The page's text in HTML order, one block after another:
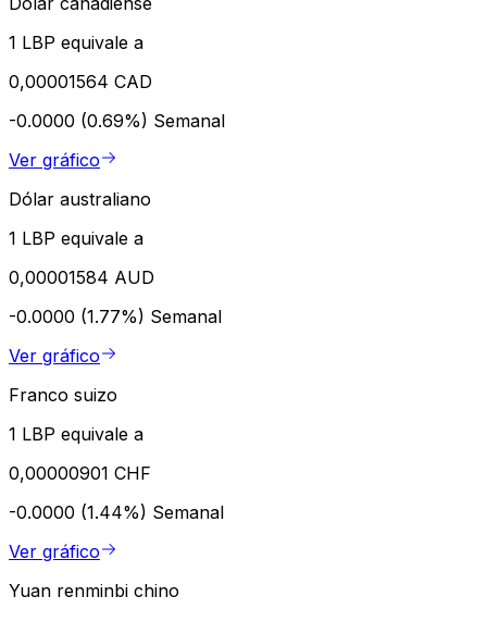
1 LBP equivale a
0,00001564 CAD
-0.0000 (0.69%) Semanal
Ver gráfico
Dólar australiano
1 LBP equivale a
0,00001584 AUD
-0.0000 (1.77%) Semanal
Ver gráfico
Franco suizo
1 LBP equivale a
0,00000901 CHF
-0.0000 (1.44%) Semanal
Ver gráfico
Yuan renminbi chino